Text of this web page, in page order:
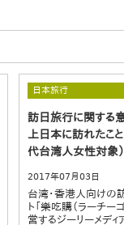
日本旅行
訪日旅行に関する
上日本に訪れたこ
代台湾人女性対象）
2017年07月03日
台湾・香港人向けの
ト「樂吃購（ラーチー
営するジーリーメディ